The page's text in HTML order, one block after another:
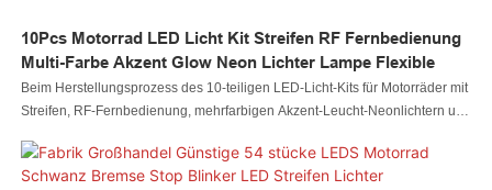
10Pcs Motorrad LED Licht Kit Streifen RF Fernbedienung
Multi-Farbe Akzent Glow Neon Lichter Lampe Flexible
Beim Herstellungsprozess des 10-teiligen LED-Licht-Kits für Motorräder mit
Streifen, RF-Fernbedienung, mehrfarbigen Akzent-Leucht-Neonlichtern und
Erweiterung der Produktleistung sind seine Anwendungsbereiche
umfangreicher geworden und wurden auf die Bereiche der Motorrad-